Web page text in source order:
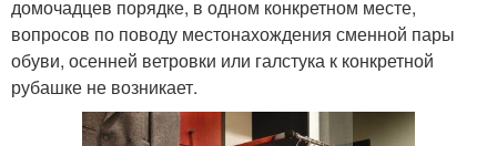
домочадцев порядке, в одном конкретном месте,
вопросов по поводу местонахождения сменной пары
обуви, осенней ветровки или галстука к конкретной
рубашке не возникает.